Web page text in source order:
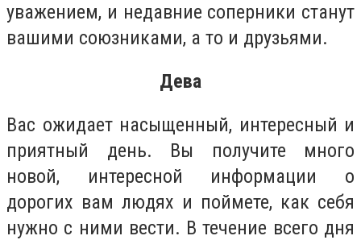
уважением, и недавние соперники станут
вашими союзниками, а то и друзьями.
Дева
Вас ожидает насыщенный, интересный и
приятный день. Вы получите много
новой, интересной информации о
дорогих вам людях и поймете, как себя
нужно с ними вести. В течение всего дня